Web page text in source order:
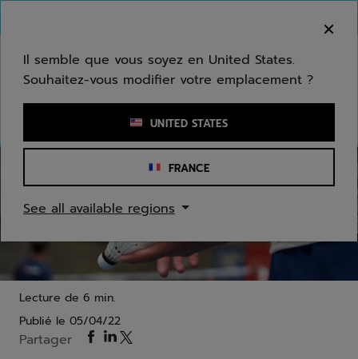
Saisir un mot clé ou un numéro d'article
"Nous sommes la tribu – mais plus qu'une tribu" –
Lecture de 6 min.
Publié le 05/04/22
Partager
Il semble que vous soyez en United States.
Souhaitez-vous modifier votre emplacement ?
UNITED STATES
FRANCE
See all available regions